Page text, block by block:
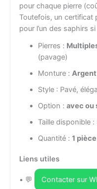
pour chaque pierre
Toutefois, un certificat
pour l’un des saphirs
Pierres :
(pavage)
Monture :
Style : Pavé,
Option : avec ou
Taille disponible :
Quantité : 1
Liens utiles
• 💬
Contacter sur